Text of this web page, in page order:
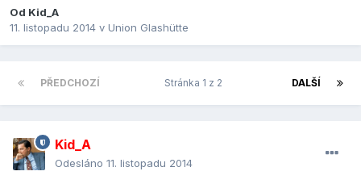
Od Kid_A
11. listopadu 2014 v Union Glashütte
PŘEDCHOZÍ DALŠÍ
Stránka 1 z 2
Kid_A
Odesláno 11. listopadu 2014